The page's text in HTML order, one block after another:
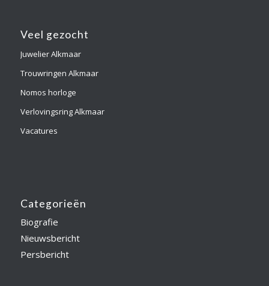
Veel gezocht
Juwelier Alkmaar
Trouwringen Alkmaar
Nomos horloge
Verlovingsring Alkmaar
Vacatures
Categorieën
Biografie
Nieuwsbericht
Persbericht